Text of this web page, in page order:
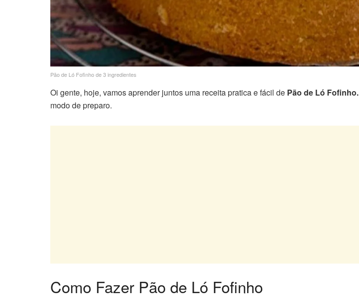
Pão de Ló Fofinho de 3 ingredientes
Oi gente, hoje, vamos aprender juntos uma receita pratica e fácil de Pão de Ló Fofinho.
modo de preparo.
Como Fazer Pão de Ló Fofinho